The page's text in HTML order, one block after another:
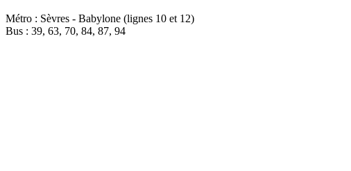
Métro : Sèvres - Babylone (lignes 10 et 12)
Bus : 39, 63, 70, 84, 87, 94